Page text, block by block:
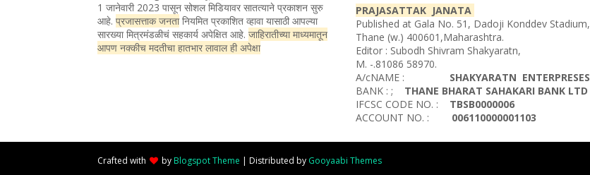
1 जानेवारी 2023 पासून सोशल मिडियावर सातत्याने प्रकाशन सुरु
आहे. प्रजासत्ताक जनतानियमित प्रकाशित व्हावा यासाठी आपल्या
सारख्या मित्रमंडळीचं सहकार्य अपेक्षित आहे. जाहिरातीच्या माध्यमातून
आपण नक्कीच मदतीचा हातभार लावाल ही अपेक्षा
PRAJASATTAK JANATA
Published at Gala No. 51, Dadoji Konddev Stadium,
Thane (w.) 400601,Maharashtra.
Editor : Subodh Shivram Shakyaratn,
M. -.81086 58970.
A/cNAME : SHAKYARATN ENTERPRESES
BANK : ; THANE BHARAT SAHAKARI BANK LTD
IFCSC CODE NO. : TBSB0000006
ACCOUNT NO. : 006110000001103
Crafted with by Blogspot Theme | Distributed by Gooyaabi Themes